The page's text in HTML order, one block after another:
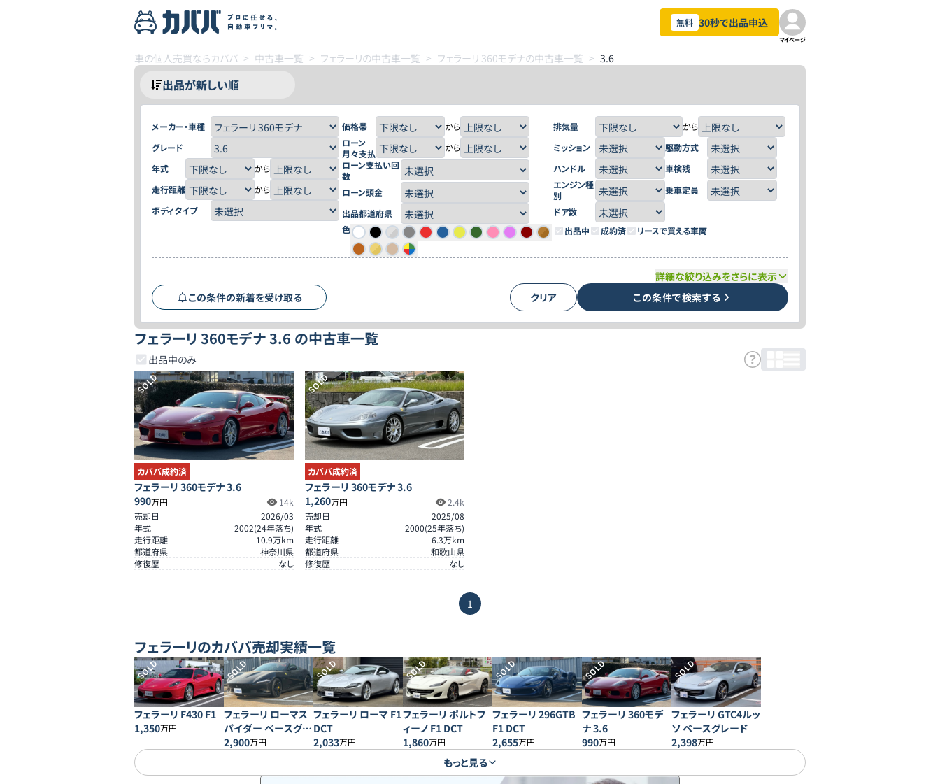
無料 30秒で出品申込
マイページ
車の個人売買ならカババ > 中古車一覧 > フェラーリの中古車一覧 > フェラーリ 360モデナの中古車一覧 > 3.6
メーカー・車種
グレード
年式
から
走行距離
から
ボディタイプ
価格帯
から
ローン
月々支払
から
ローン支払い回
数
ローン頭金
出品都道府県
色
排気量
から
ミッション
駆動方式
ハンドル
車検残
エンジン種
別
乗車定員
ドア数
出品中
成約済 リースで買える車両
詳細な絞り込みをさらに表示
この条件の新着を受け取る
クリア この条件で検索する
フェラーリ 360モデナ 3.6 の中古車一覧
出品中のみ
SOLD
カババ成約済
フェラーリ 360モデナ 3.6
990万円
14k
売却日
2026/03
年式
2002(24年落ち)
走行距離
10.9万km
都道府県
神奈川県
修復歴
なし
SOLD
カババ成約済
フェラーリ 360モデナ 3.6
1,260万円
2.4k
売却日
2025/08
年式
2000(25年落ち)
走行距離
6.3万km
都道府県
和歌山県
修復歴
なし
1
フェラーリのカババ売却実績一覧
SOLD
フェラーリ F430 F1
1,350万円
SOLD
フェラーリ ローマス
パイダー ベースグレ
ード
2,900万円
SOLD
フェラーリ ローマ F1
DCT
2,033万円
SOLD
フェラーリ ポルトフ
ィーノ F1 DCT
1,860万円
SOLD
フェラーリ 296GTB
F1 DCT
2,655万円
SOLD
フェラーリ 360モデ
ナ 3.6
990万円
SOLD
フェラーリ GTC4ルッ
ソ ベースグレード
2,398万円
もっと見る